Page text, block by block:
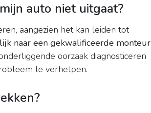
auto niet uitgaat?
aangezien het kan leiden tot
naar een gekwalificeerde monteur
oorzaak diagnosticeren
te verhelpen.